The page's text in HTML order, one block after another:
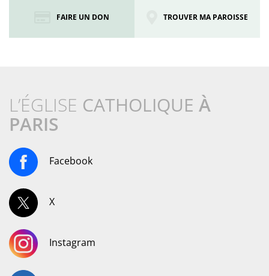
FAIRE UN DON TROUVER MA PAROISSE
L’ÉGLISE CATHOLIQUE À
PARIS
Facebook
X
Instagram